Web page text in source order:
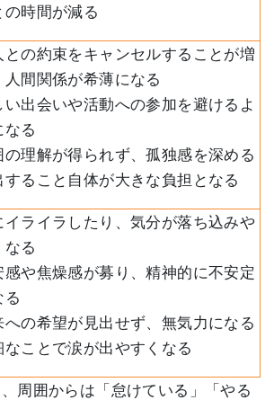
の時間が減る
との約束をキャンセルすることが増
人間関係が希薄になる
い出会いや活動への参加を避けるよ
なる
の理解が得られず、孤独感を深める
すること自体が大きな負担となる
イライラしたり、気分が落ち込みや
なる
感や焦燥感が募り、精神的に不安定
る
への希望が見出せず、無気力になる
なことで涙が出やすくなる
周囲からは「怠けている」「やる